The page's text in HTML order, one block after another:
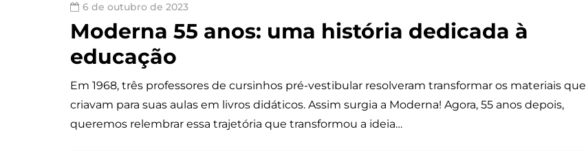
6 de outubro de 2023
Moderna 55 anos: uma história dedicada à
educação
Em 1968, três professores de cursinhos pré-vestibular resolveram transformar os materiais que
criavam para suas aulas em livros didáticos. Assim surgia a Moderna! Agora, 55 anos depois,
queremos relembrar essa trajetória que transformou a ideia…